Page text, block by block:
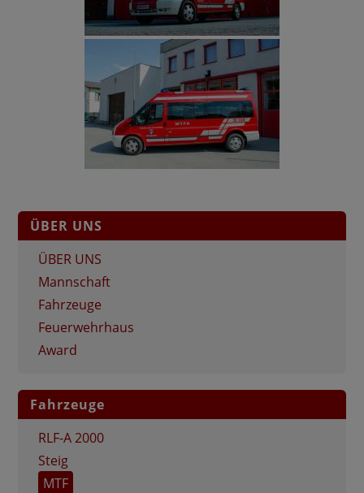
ÜBER UNS
ÜBER UNS
Mannschaft
Fahrzeuge
Feuerwehrhaus
Award
Fahrzeuge
RLF-A 2000
Steig
MTF